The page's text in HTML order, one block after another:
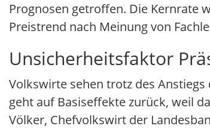
Prognosen getroffen. Die Kernrate
Preistrend nach Meinung von
Unsicherheitsfaktor
Volkswirte sehen trotz des
geht auf Basiseffekte zurück, weil
Völker, Chefvolkswirt der